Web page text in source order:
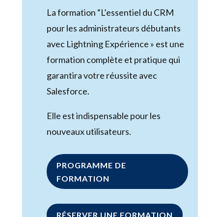
La formation “L’essentiel du CRM
pour les administrateurs débutants
avec Lightning Expérience » est une
formation complète et pratique qui
garantira votre réussite avec
Salesforce.
Elle est indispensable pour les
nouveaux utilisateurs.
PROGRAMME DE
FORMATION
RÉSERVER UNE FORMATION